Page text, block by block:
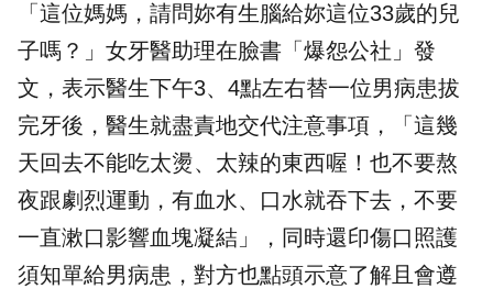
「這位媽媽，請問妳有生腦給妳這位33歲的兒
子嗎？」女牙醫助理在臉書「爆怨公社」發
文，表示醫生下午3、4點左右替一位男病患拔
完牙後，醫生就盡責地交代注意事項，「這幾
天回去不能吃太燙、太辣的東西喔！也不要熬
夜跟劇烈運動，有血水、口水就吞下去，不要
一直漱口影響血塊凝結」，同時還印傷口照護
須知單給男病患，對方也點頭示意了解且會遵